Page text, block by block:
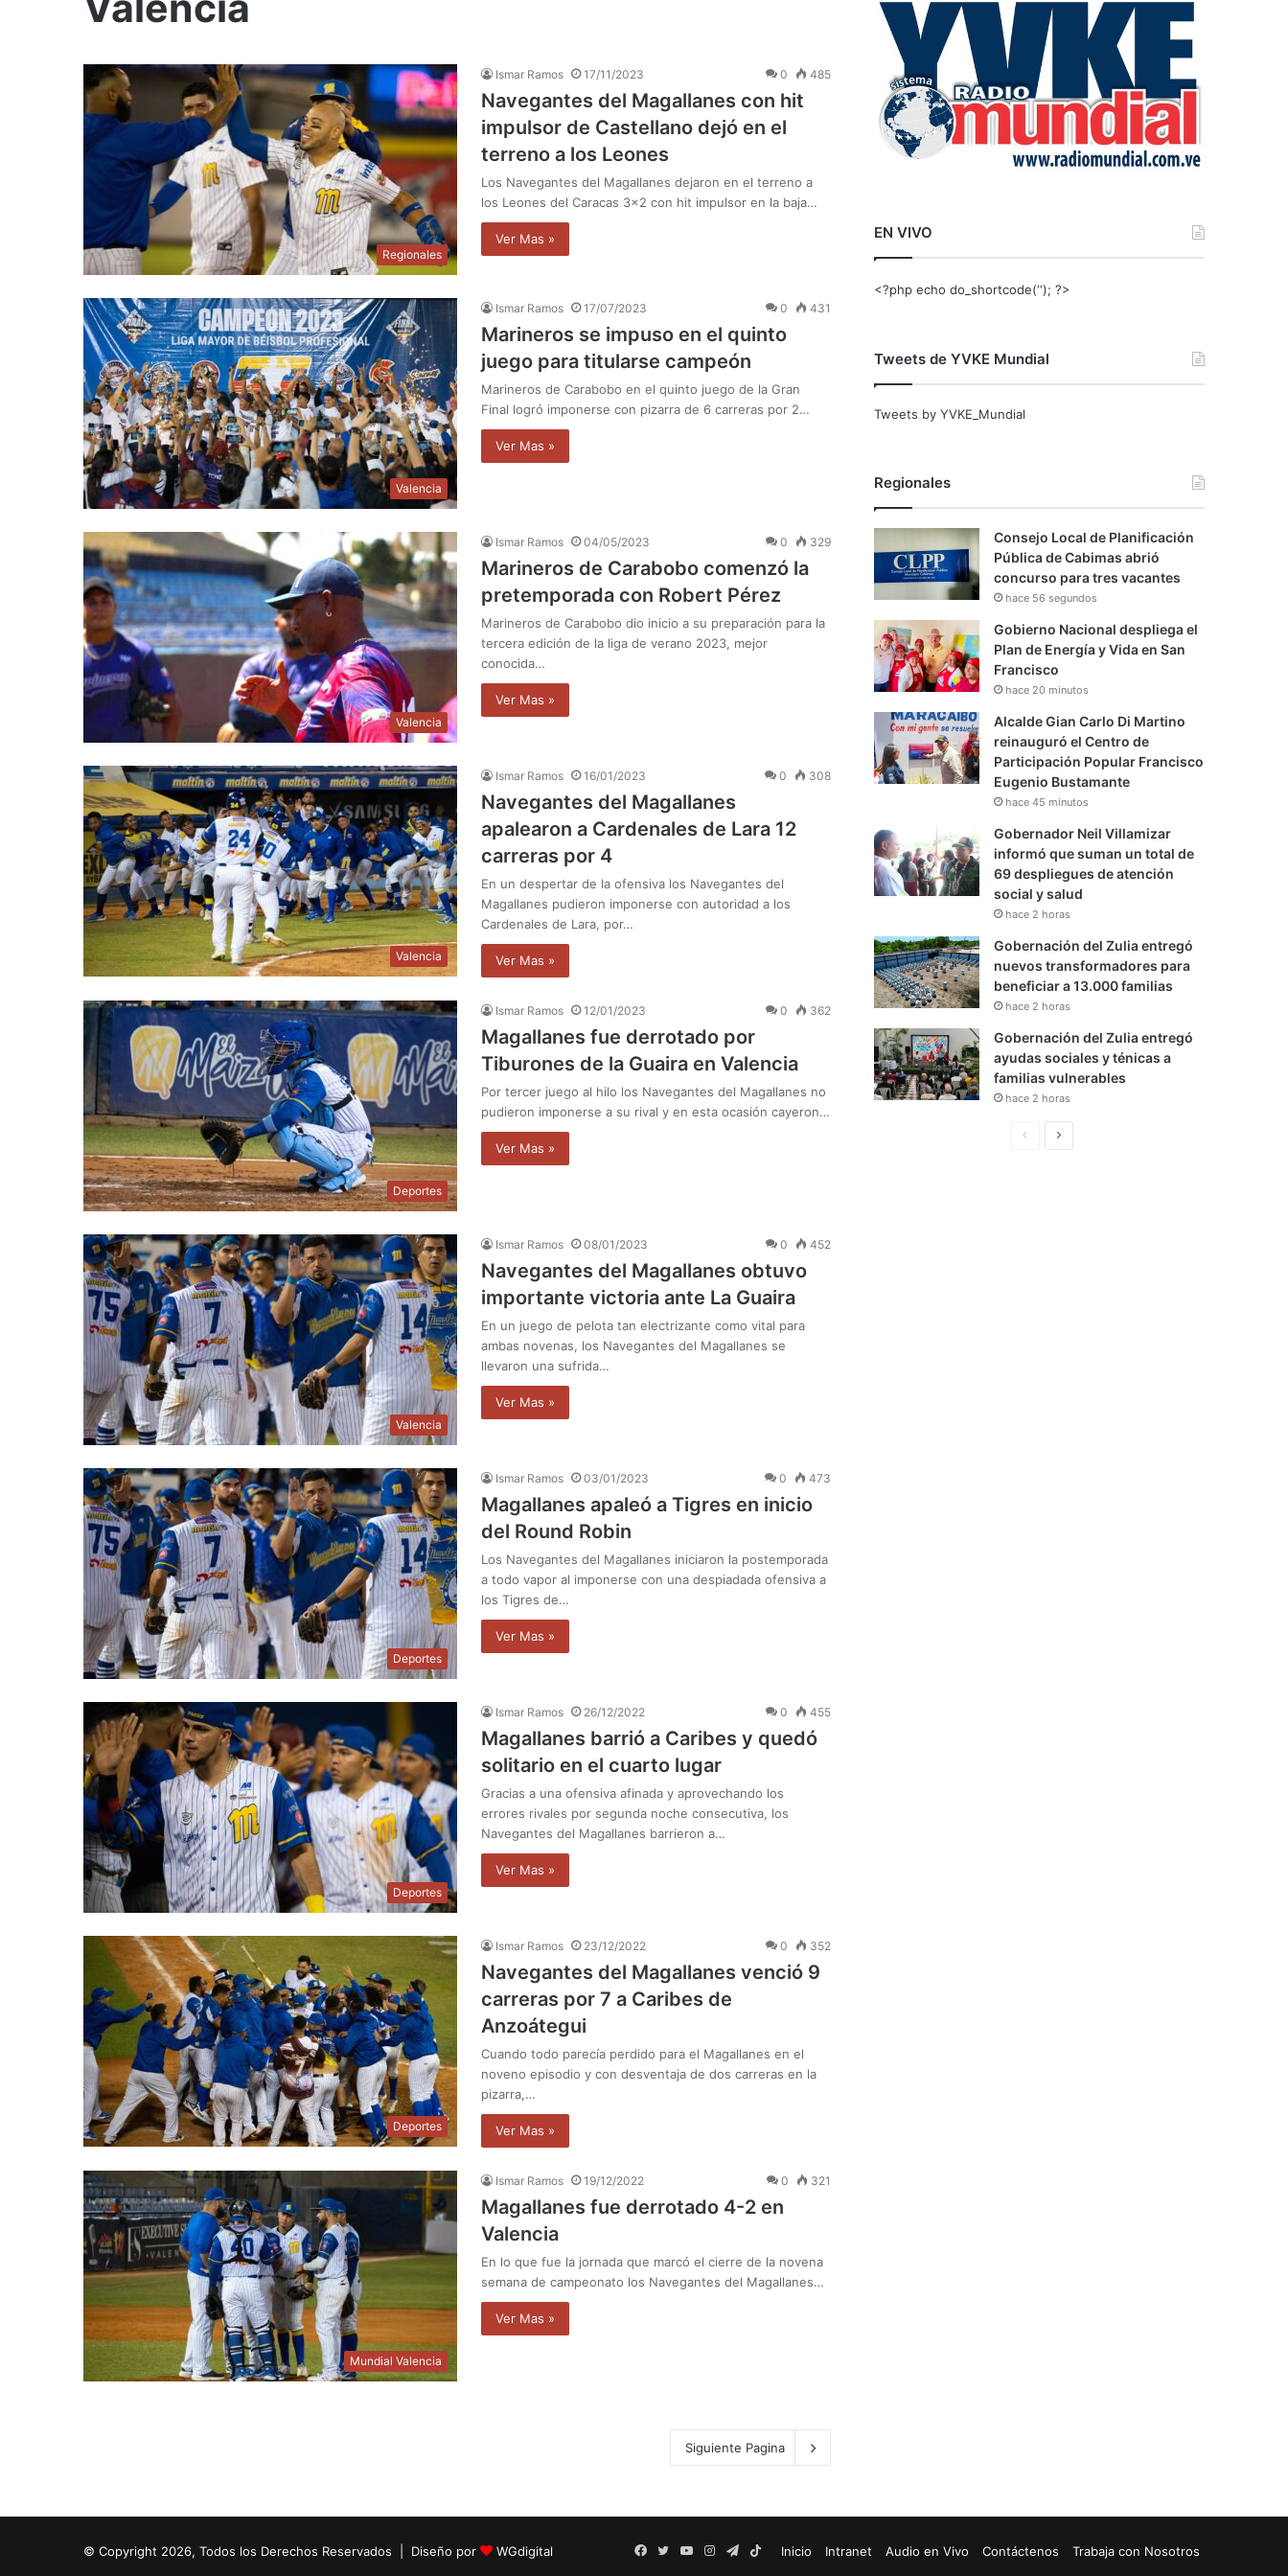
Regionales
Ismar Ramos 17/11/2023 0 485
Navegantes del Magallanes con hit
impulsor de Castellano dejó en el
terreno a los Leones
Los Navegantes del Magallanes dejaron en el terreno a
los Leones del Caracas 3×2 con hit impulsor en la baja…
Ver Mas »
Valencia
Ismar Ramos 17/07/2023 0 431
Marineros se impuso en el quinto
juego para titularse campeón
Marineros de Carabobo en el quinto juego de la Gran
Final logró imponerse con pizarra de 6 carreras por 2…
Ver Mas »
Valencia
Ismar Ramos 04/05/2023 0 329
Marineros de Carabobo comenzó la
pretemporada con Robert Pérez
Marineros de Carabobo dio inicio a su preparación para la
tercera edición de la liga de verano 2023, mejor
conocida…
Ver Mas »
Valencia
Ismar Ramos 16/01/2023 0 308
Navegantes del Magallanes
apalearon a Cardenales de Lara 12
carreras por 4
En un despertar de la ofensiva los Navegantes del
Magallanes pudieron imponerse con autoridad a los
Cardenales de Lara, por…
Ver Mas »
Deportes
Ismar Ramos 12/01/2023 0 362
Magallanes fue derrotado por
Tiburones de la Guaira en Valencia
Por tercer juego al hilo los Navegantes del Magallanes no
pudieron imponerse a su rival y en esta ocasión cayeron…
Ver Mas »
Valencia
Ismar Ramos 08/01/2023 0 452
Navegantes del Magallanes obtuvo
importante victoria ante La Guaira
En un juego de pelota tan electrizante como vital para
ambas novenas, los Navegantes del Magallanes se
llevaron una sufrida…
Ver Mas »
Deportes
Ismar Ramos 03/01/2023 0 473
Magallanes apaleó a Tigres en inicio
del Round Robin
Los Navegantes del Magallanes iniciaron la postemporada
a todo vapor al imponerse con una despiadada ofensiva a
los Tigres de…
Ver Mas »
Deportes
Ismar Ramos 26/12/2022 0 455
Magallanes barrió a Caribes y quedó
solitario en el cuarto lugar
Gracias a una ofensiva afinada y aprovechando los
errores rivales por segunda noche consecutiva, los
Navegantes del Magallanes barrieron a…
Ver Mas »
Deportes
Ismar Ramos 23/12/2022 0 352
Navegantes del Magallanes venció 9
carreras por 7 a Caribes de
Anzoátegui
Cuando todo parecía perdido para el Magallanes en el
noveno episodio y con desventaja de dos carreras en la
pizarra,…
Ver Mas »
Mundial Valencia
Ismar Ramos 19/12/2022 0 321
Magallanes fue derrotado 4-2 en
Valencia
En lo que fue la jornada que marcó el cierre de la novena
semana de campeonato los Navegantes del Magallanes…
Ver Mas »
Siguiente Pagina
r
EN VIVO
<?php echo do_shortcode(‘‘); ?>
Tweets de YVKE Mundial
Tweets by YVKE_Mundial
Regionales
Consejo Local de Planificación
Pública de Cabimas abrió
concurso para tres vacantes
hace 56 segundos
Gobierno Nacional despliega el
Plan de Energía y Vida en San
Francisco
hace 20 minutos
Alcalde Gian Carlo Di Martino
reinauguró el Centro de
Participación Popular Francisco
Eugenio Bustamante
hace 45 minutos
Gobernador Neil Villamizar
informó que suman un total de
69 despliegues de atención
social y salud
hace 2 horas
Gobernación del Zulia entregó
nuevos transformadores para
beneficiar a 13.000 familias
hace 2 horas
Gobernación del Zulia entregó
ayudas sociales y ténicas a
familias vulnerables
hace 2 horas
S
© Copyright 2026, Todos los Derechos Reservados | Diseño por WGdigital Inicio Intranet Audio en Vivo Contáctenos Trabaja con Nosotros
Facebook
TwitterYouTubeInstagramTelegram
TikTok